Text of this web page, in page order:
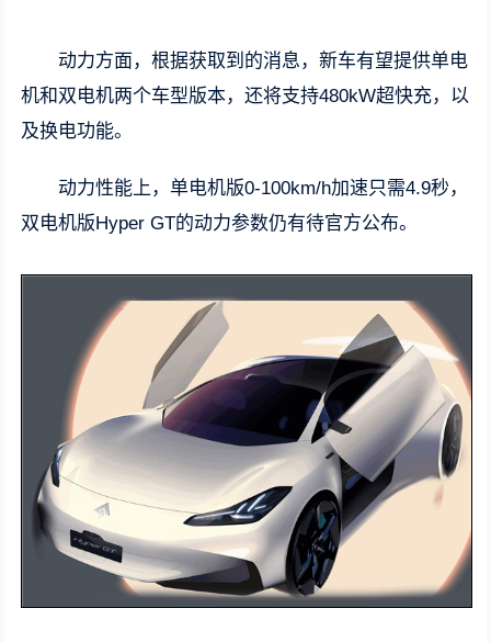
动力方面，根据获取到的消息，新车有望提供单电
机和双电机两个车型版本，还将支持480kW超快充，以
及换电功能。
动力性能上，单电机版0-100km/h加速只需4.9秒，
双电机版Hyper GT的动力参数仍有待官方公布。